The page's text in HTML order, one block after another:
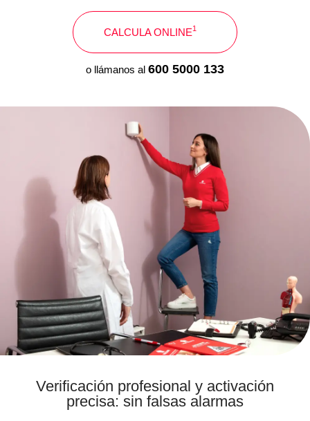
CALCULA ONLINE1
o llámanos al 600 5000 133
Verificación profesional y activación
precisa: sin falsas alarmas